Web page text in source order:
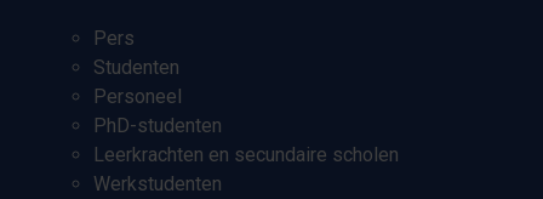
Pers
Studenten
Personeel
PhD-studenten
Leerkrachten en secundaire scholen
Werkstudenten